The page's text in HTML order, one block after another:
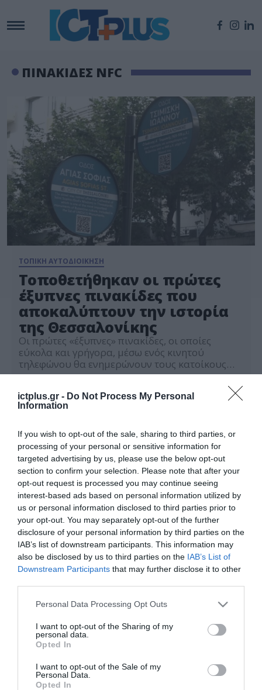
ictplus.gr - Do Not Process My Personal
Information
If you wish to opt-out of the sale, sharing to third parties, or
processing of your personal or sensitive information for
targeted advertising by us, please use the below opt-out
section to confirm your selection. Please note that after your
opt-out request is processed you may continue seeing
interest-based ads based on personal information utilized by
us or personal information disclosed to third parties prior to
your opt-out. You may separately opt-out of the further
disclosure of your personal information by third parties on the
IAB’s list of downstream participants. This information may
also be disclosed by us to third parties on the IAB’s List of
Downstream Participants that may further disclose it to other
Please note that this website/app uses one or more Google
not limited to your visit or usage behaviour. You may click to
grant or deny consent to Google and its third-party tags to
use your data for below specified purposes in below Google
consent section.
Personal Data Processing Opt Outs
I want to opt-out of the Sharing of my
personal data.
Opted In
I want to opt-out of the Sale of my
Personal Data.
Opted In
ΠΙΝΑΚΙΔΕΣ NFC
ΤΟΠΙΚΗ ΑΥΤΟΔΙΟΙΚΗΣΗ
Τοποθετήθηκαν οι πρώτες
έξυπνες πινακίδες που
αποκαλύπτουν την ιστορία
της Θεσσαλονίκης
Οι πρώτες «έξυπνες» πινακίδες, οι οποίες
εύκολα και γρήγορα, μέσω ενός κινητού
τηλεφώνου θα ενημερώνουν τους κατοίκους
αλλά και τους τουρίστες, τόσο στα ελληνικά όσο
και στα αγγλικά, για την ιστορία των οδών στις
οποίες περπατούν, τοποθετήθηκαν το πρωί στο
κέντρο της Θεσσαλονίκης. Η ιστορία που
αρχίσει να αποκαλύπτεται […]